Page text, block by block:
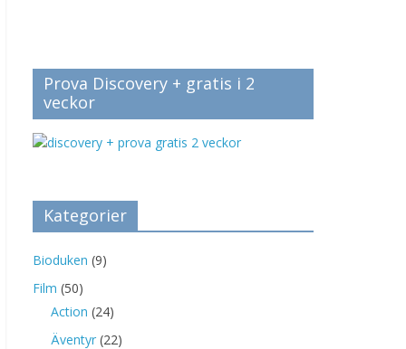
Prova Discovery + gratis i 2
veckor
Kategorier
Bioduken (9)
Film (50)
Action (24)
Äventyr (22)